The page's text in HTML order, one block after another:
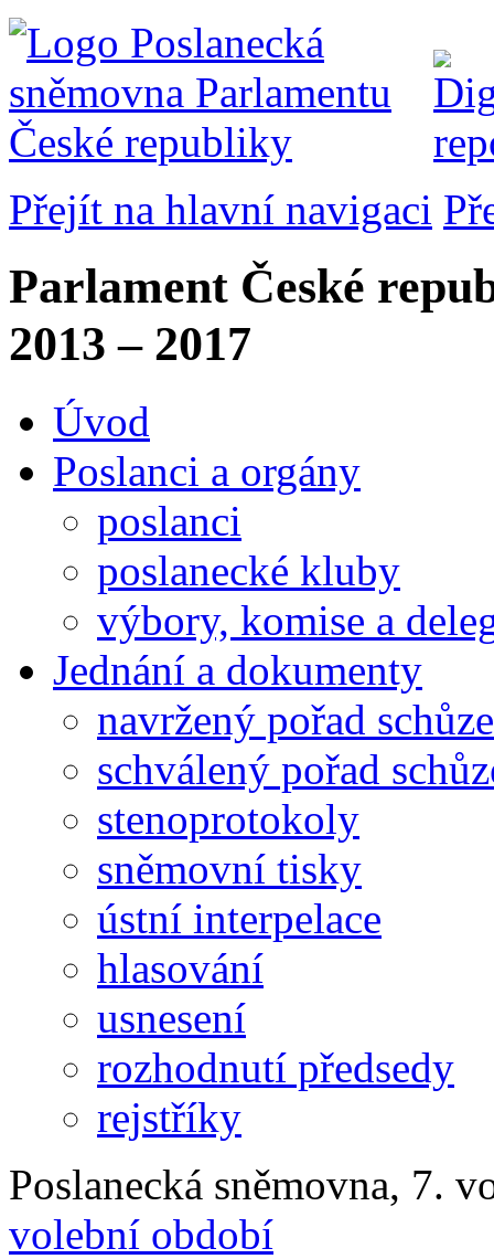
Přejít na hlavní navigaci
Parlament České
2013 – 2017
Úvod
Poslanci a orgány
poslanci
poslanecké kluby
výbory, komise a
Jednání a dokumenty
navržený pořad schůze
schválený pořad
stenoprotokoly
sněmovní tisky
ústní interpelace
hlasování
usnesení
rozhodnutí předsedy
rejstříky
Poslanecká sněmovna, 7.
volební období